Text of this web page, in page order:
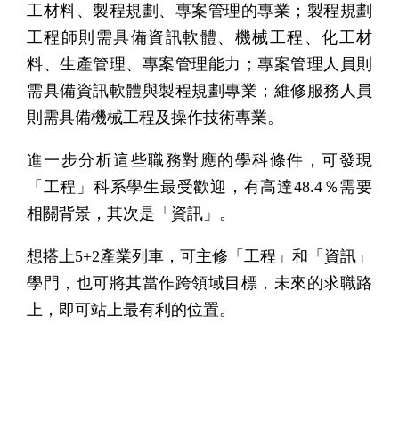
工材料、製程規劃、專案管理的專業；製程規劃
工程師則需具備資訊軟體、機械工程、化工材
料、生產管理、專案管理能力；專案管理人員則
需具備資訊軟體與製程規劃專業；維修服務人員
則需具備機械工程及操作技術專業。
進一步分析這些職務對應的學科條件，可發現
「工程」科系學生最受歡迎，有高達48.4％需要
相關背景，其次是「資訊」。
想搭上5+2產業列車，可主修「工程」和「資訊」
學門，也可將其當作跨領域目標，未來的求職路
上，即可站上最有利的位置。